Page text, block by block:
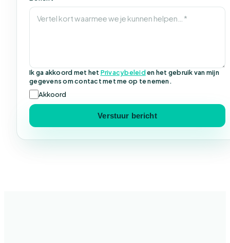
Ik ga akkoord met het Privacybeleiden het gebruik van mijn
gegevens om contact met me op te nemen.
Akkoord
Verstuur bericht